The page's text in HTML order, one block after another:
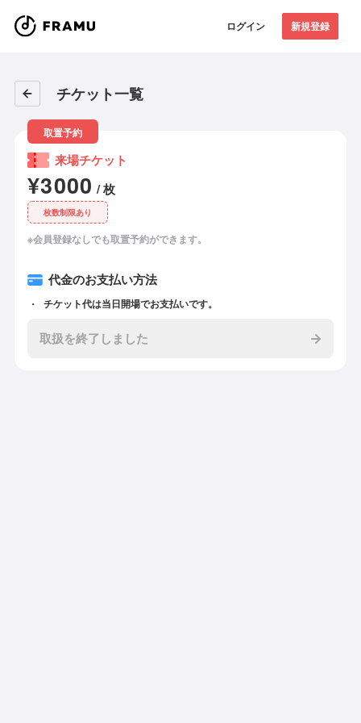
ログイン 新規登録
チケット一覧
取置予約
来場チケット
¥3000 / 枚
枚数制限あり
※会員登録なしでも取置予約ができます。
代金のお支払い方法
チケット代は当日開場でお支払いです。
取扱を終了しました